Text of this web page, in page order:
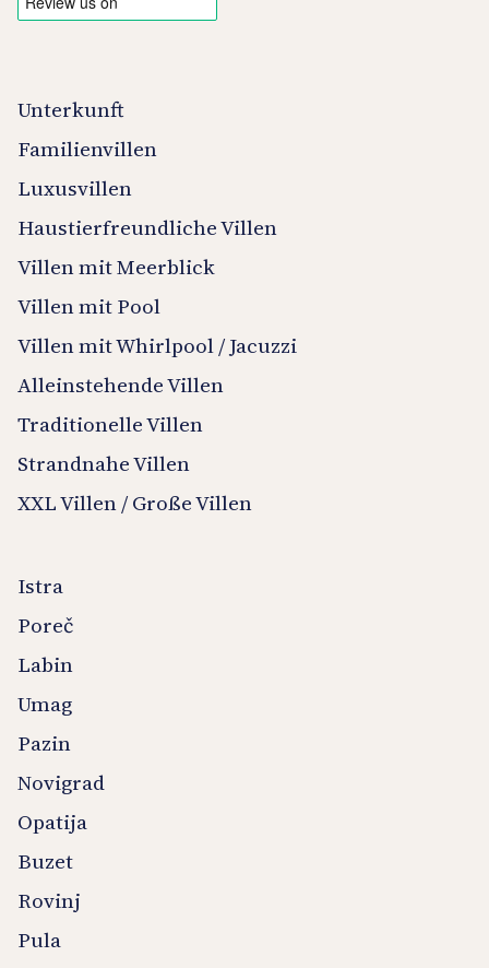
Unterkunft
Familienvillen
Luxusvillen
Haustierfreundliche Villen
Villen mit Meerblick
Villen mit Pool
Villen mit Whirlpool / Jacuzzi
Alleinstehende Villen
Traditionelle Villen
Strandnahe Villen
XXL Villen / Große Villen
Istra
Poreč
Labin
Umag
Pazin
Novigrad
Opatija
Buzet
Rovinj
Pula